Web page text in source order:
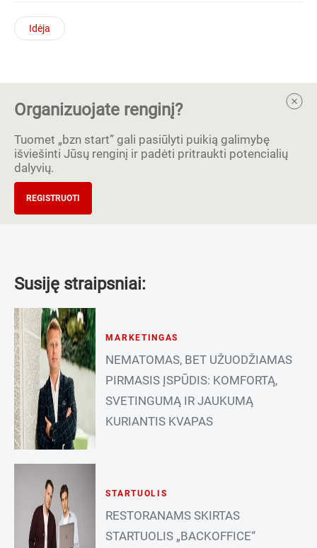
Idėja
Organizuojate renginį?
Tuomet „bzn start” gali pasiūlyti puikią galimybę
išviešinti Jūsų renginį ir padėti pritraukti potencialių
dalyvių.
REGISTRUOTI
Susiję straipsniai:
MARKETINGAS
NEMATOMAS, BET UŽUODŽIAMAS
PIRMASIS ĮSPŪDIS: KOMFORTĄ,
SVETINGUMĄ IR JAUKUMĄ
KURIANTIS KVAPAS
STARTUOLIS
RESTORANAMS SKIRTAS
STARTUOLIS „BACKOFFICE“